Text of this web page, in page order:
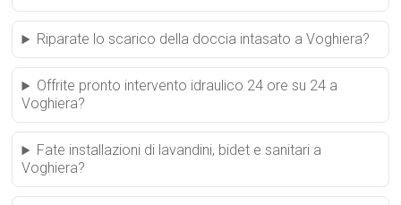
Riparate lo scarico della doccia intasato a Voghiera?
Offrite pronto intervento idraulico 24 ore su 24 a
Voghiera?
Fate installazioni di lavandini, bidet e sanitari a
Voghiera?